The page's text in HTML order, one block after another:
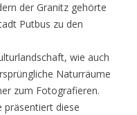
der Granitz gehörte
Putbus zu den
wie auch
Naturräume
zum Fotografieren.
präsentiert diese